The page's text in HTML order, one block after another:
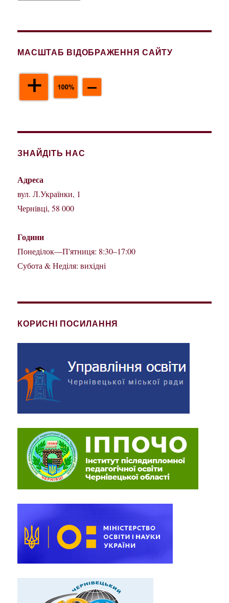
МАСШТАБ ВІДОБРАЖЕННЯ САЙТУ
ЗНАЙДІТЬ НАС
Адреса
вул. Л.Українки, 1
Чернівці, 58 000
Години
Понеділок—П'ятниця: 8:30–17:00
Субота & Неділя: вихідні
КОРИСНІ ПОСИЛАННЯ